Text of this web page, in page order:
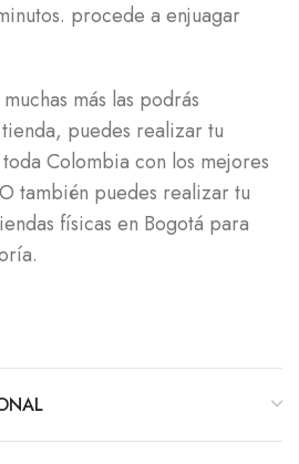
procede a enjuagar
más las podrás
puedes realizar tu
Colombia con los mejores
también puedes realizar tu
físicas en Bogotá para